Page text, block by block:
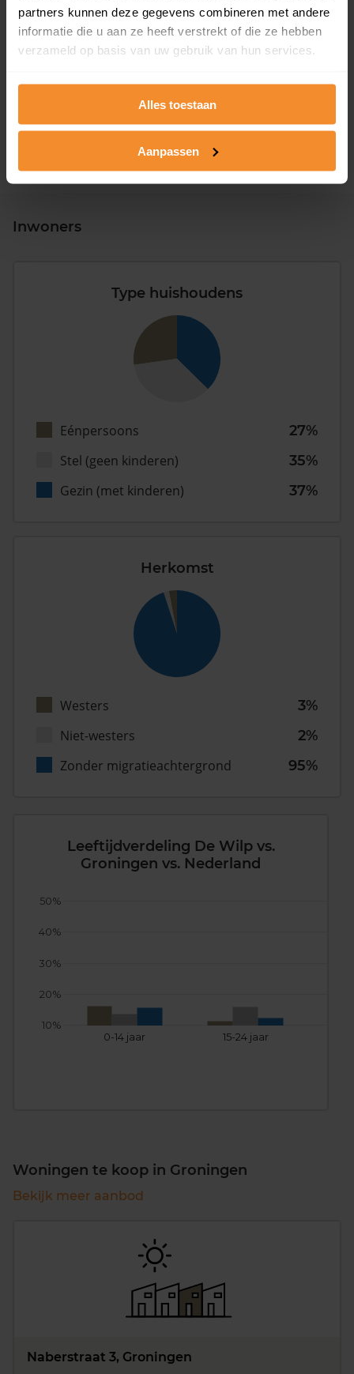
partners kunnen deze gegevens combineren met andere
informatie die u aan ze heeft verstrekt of die ze hebben
verzameld op basis van uw gebruik van hun services.
Alles toestaan
Aanpassen
T/m 1945
24%
2008 of later
9%
Inwoners
Type huishoudens
Eénpersoons
27%
Stel (geen kinderen)
35%
Gezin (met kinderen)
37%
Herkomst
Westers
3%
Niet-westers
2%
Zonder migratieachtergrond
95%
Leeftijdverdeling De Wilp vs.
Groningen vs. Nederland
0-14 jaar 15-24 jaar
10%
20%
30%
40%
50%
Woningen te koop in Groningen
Bekijk meer aanbod
Naberstraat 3, Groningen